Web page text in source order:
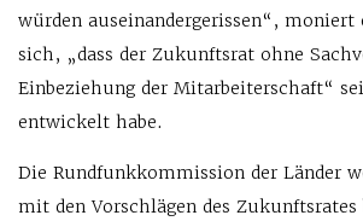
würden auseinandergerissen“, moniert
sich, „dass der Zukunftsrat ohne
Einbeziehung der Mitarbeiterschaft“
entwickelt habe.
Die Rundfunkkommission der Länder
mit den Vorschlägen des Zukunftsrates